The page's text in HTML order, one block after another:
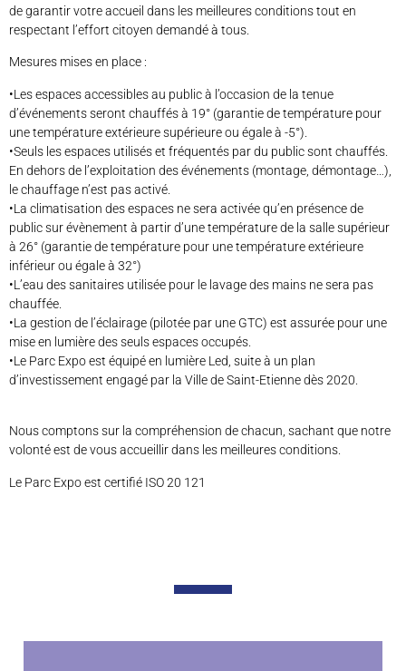
de garantir votre accueil dans les meilleures conditions tout en
respectant l’effort citoyen demandé à tous.
Mesures mises en place :
•Les espaces accessibles au public à l’occasion de la tenue
d’événements seront chauffés à 19° (garantie de température pour
une température extérieure supérieure ou égale à -5°).
•Seuls les espaces utilisés et fréquentés par du public sont chauffés.
En dehors de l’exploitation des événements (montage, démontage…),
le chauffage n’est pas activé.
•La climatisation des espaces ne sera activée qu’en présence de
public sur évènement à partir d’une température de la salle supérieur
à 26° (garantie de température pour une température extérieure
inférieur ou égale à 32°)
•L’eau des sanitaires utilisée pour le lavage des mains ne sera pas
chauffée.
•La gestion de l’éclairage (pilotée par une GTC) est assurée pour une
mise en lumière des seuls espaces occupés.
•Le Parc Expo est équipé en lumière Led, suite à un plan
d’investissement engagé par la Ville de Saint-Etienne dès 2020.
Nous comptons sur la compréhension de chacun, sachant que notre
volonté est de vous accueillir dans les meilleures conditions.
Le Parc Expo est certifié ISO 20 121